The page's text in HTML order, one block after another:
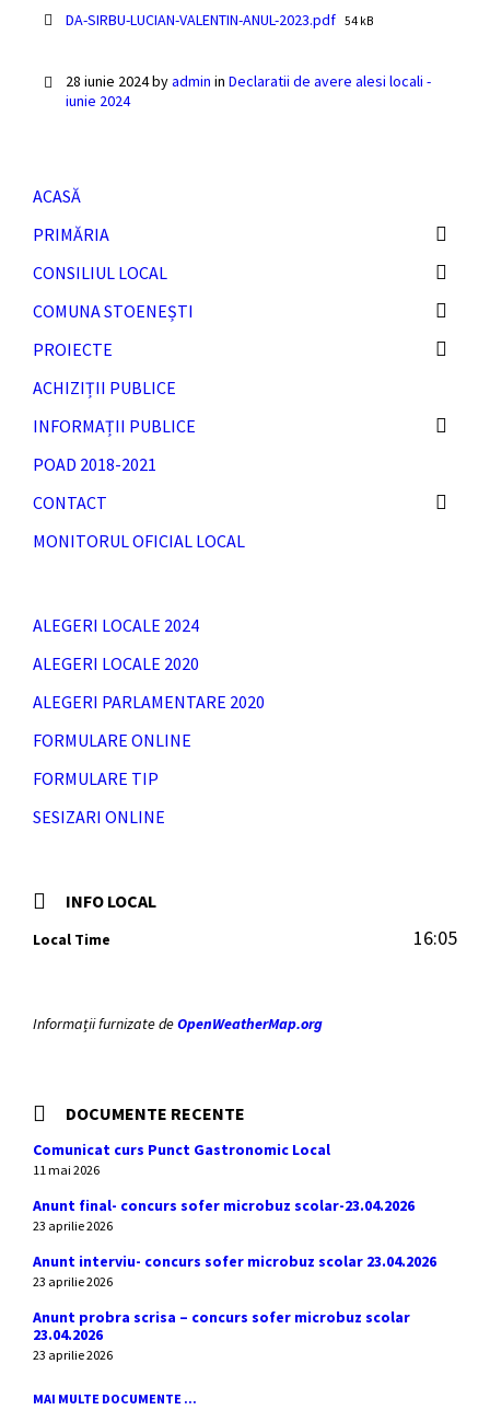
DA-SIRBU-LUCIAN-VALENTIN-ANUL-2023.pdf File
54 kB
28 iunie 2024byadmin in Declaratii de avere alesi locali -
iunie 2024
ACASĂ
PRIMĂRIA
CONSILIUL LOCAL
COMUNA STOENEȘTI
PROIECTE
ACHIZIȚII PUBLICE
INFORMAȚII PUBLICE
POAD 2018-2021
CONTACT
MONITORUL OFICIAL LOCAL
ALEGERI LOCALE 2024
ALEGERI LOCALE 2020
ALEGERI PARLAMENTARE 2020
FORMULARE ONLINE
FORMULARE TIP
SESIZARI ONLINE
INFO LOCAL
Local Time 16:05
Informații furnizate deOpenWeatherMap.org
DOCUMENTE RECENTE
Comunicat curs Punct Gastronomic Local
11 mai 2026
Anunt final- concurs sofer microbuz scolar-23.04.2026
23 aprilie 2026
Anunt interviu- concurs sofer microbuz scolar 23.04.2026
23 aprilie 2026
Anunt probra scrisa – concurs sofer microbuz scolar
23.04.2026
23 aprilie 2026
MAI MULTE DOCUMENTE ...